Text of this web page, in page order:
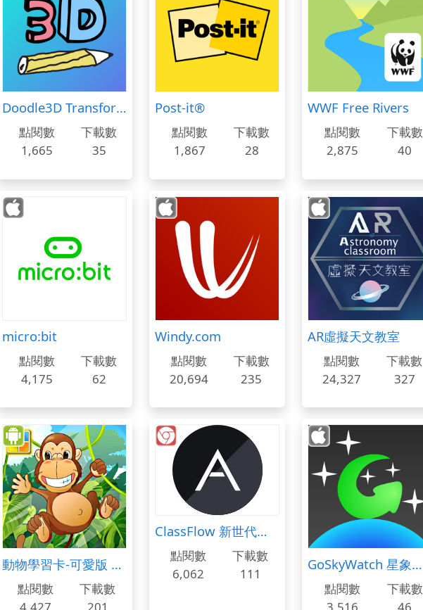
Doodle3D Transform
點閱數
1,665
下載數
35
Post-it®
點閱數
1,867
下載數
28
WWF Free Rivers
點閱數
2,875
下載數
40
micro:bit
點閱數
4,175
下載數
62
Windy.com
點閱數
20,694
下載數
235
AR虛擬天文教室
點閱數
24,327
下載數
327
動物學習卡-可愛版 V2 （動物聲音／兒童拼圖遊戲）
點閱數
下載數
ClassFlow 新世代的課程管理教學軟體
點閱數
6,062
下載數
111
GoSkyWatch 星象儀 iPad 版 - 天文星象指南
點閱數
下載數